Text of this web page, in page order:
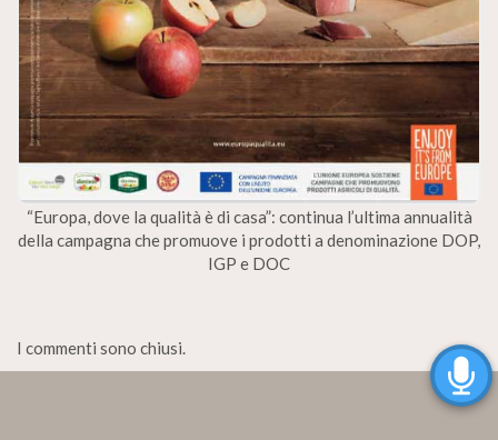
“Europa, dove la qualità è di casa”: continua l’ultima annualità
della campagna che promuove i prodotti a denominazione DOP,
IGP e DOC
I commenti sono chiusi.